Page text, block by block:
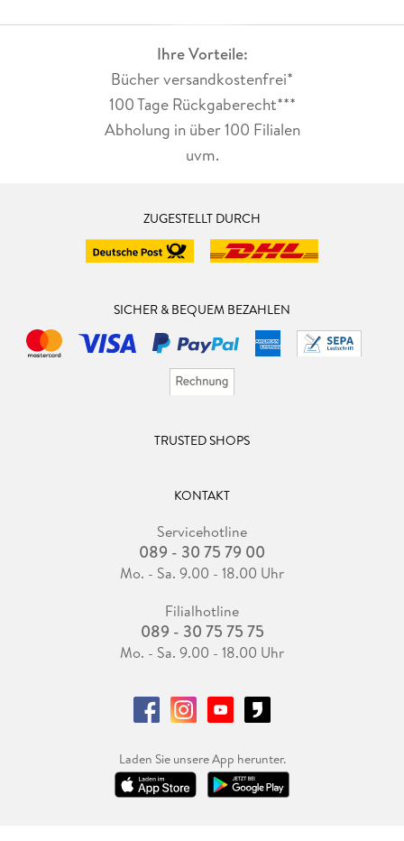
Ihre Vorteile:
Bücher versandkostenfrei*
100 Tage Rückgaberecht***
Abholung in über 100 Filialen
uvm.
ZUGESTELLT DURCH
SICHER & BEQUEM BEZAHLEN
TRUSTED SHOPS
KONTAKT
Servicehotline
089 - 30 75 79 00
Mo. - Sa. 9.00 - 18.00 Uhr
Filialhotline
089 - 30 75 75 75
Mo. - Sa. 9.00 - 18.00 Uhr
Laden Sie unsere App herunter.